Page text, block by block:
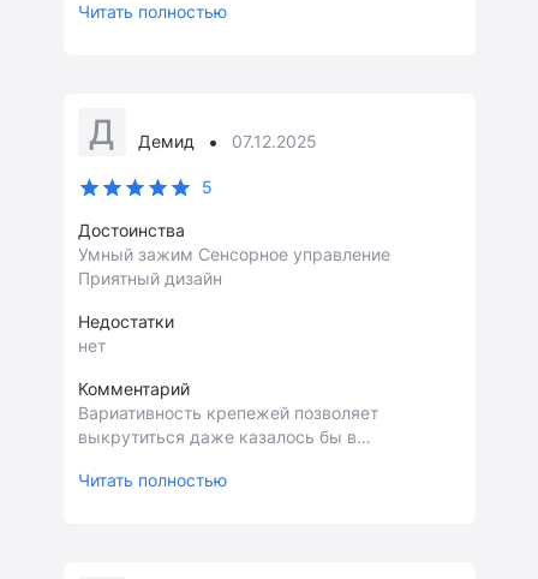
Читать полностью
Д Демид • 07.12.2025
5
Достоинства
Умный зажим Сенсорное управление
Приятный дизайн
Недостатки
нет
Комментарий
Вариативность крепежей позволяет
выкрутиться даже казалось бы в
поставить
Читать полностью